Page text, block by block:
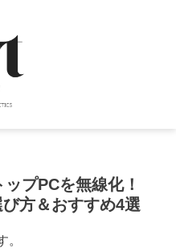
プPCを無線化！
方＆おすすめ4選
。